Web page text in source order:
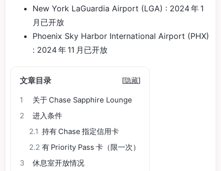
New York LaGuardia Airport (LGA) : 2024 年 1
月已开放
Phoenix Sky Harbor International Airport (PHX)
: 2024 年 11 月已开放
文章目录 [隐藏]
1
关于 Chase Sapphire Lounge
2
进入条件
2.1 持有 Chase 指定信用卡
2.2 有 Priority Pass 卡（限一次）
3
休息室开放情况